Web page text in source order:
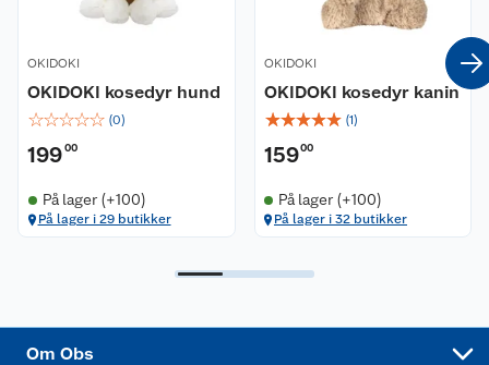
OKIDOKI
OKIDOKI kosedyr hund
☆☆☆☆☆ (0)
19900
På lager (+100)
På lager i 29 butikker
OKIDOKI
OKIDOKI kosedyr kanin
☆☆☆☆☆ (1)
15900
På lager (+100)
På lager i 32 butikker
Om Obs
Coop kjeder
Bærekraft
Betalingsalternativer
Pakkesporing
Kjøpsvilkår
Coop medlem
Klikk og hent
Festdrakter til hele familien
Hagemøbler og utemøbler